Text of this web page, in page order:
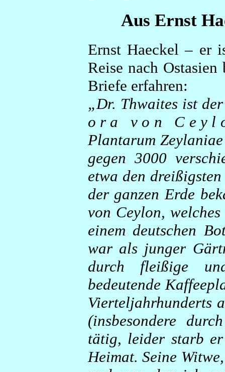
Aus Ernst
Ernst Haeckel – er
Reise nach
Briefe erfahren:
„Dr. Thwaites ist
o r a v o n C e y l o
Plantarum
gegen 3000
etwa den
der ganzen Erde
von Ceylon,
einem deutschen
war als junger
durch fleißige
bedeutende
Vierteljahrhunderts
(insbesondere
tätig, leider starb
Heimat. Seine